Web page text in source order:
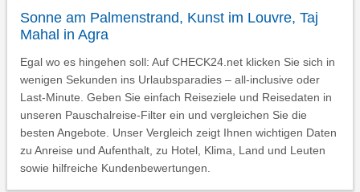
Sonne am Palmenstrand, Kunst im Louvre, Taj
Mahal in Agra
Egal wo es hingehen soll: Auf CHECK24.net klicken Sie sich in
wenigen Sekunden ins Urlaubsparadies – all-inclusive oder
Last-Minute. Geben Sie einfach Reiseziele und Reisedaten in
unseren Pauschalreise-Filter ein und vergleichen Sie die
besten Angebote. Unser Vergleich zeigt Ihnen wichtigen Daten
zu Anreise und Aufenthalt, zu Hotel, Klima, Land und Leuten
sowie hilfreiche Kundenbewertungen.